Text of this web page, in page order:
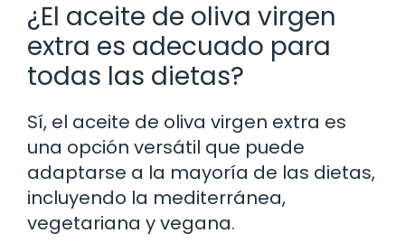
¿El aceite de oliva virgen
extra es adecuado para
todas las dietas?
Sí, el aceite de oliva virgen extra es
una opción versátil que puede
adaptarse a la mayoría de las dietas,
incluyendo la mediterránea,
vegetariana y vegana.